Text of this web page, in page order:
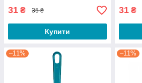
31 ₴ 35 ₴
Купити
31 ₴
–11% –11%